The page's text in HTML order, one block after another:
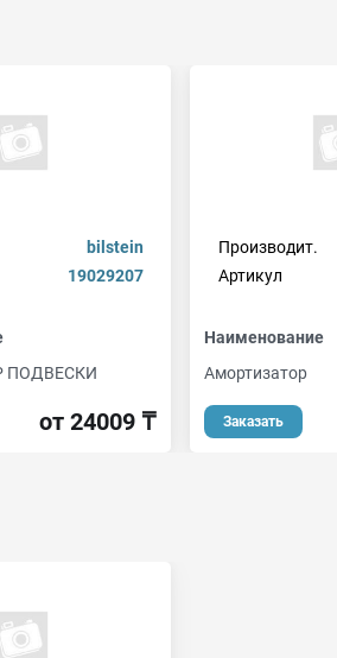
bilstein
19029207
ПОДВЕСКИ
от 24009 ₸
Производит.
Артикул
Наименование
Амортизатор
Заказать